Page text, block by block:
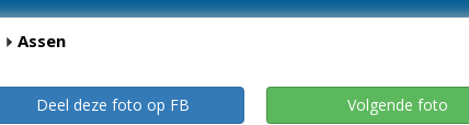
Assen
Deel deze foto op FB Volgende foto